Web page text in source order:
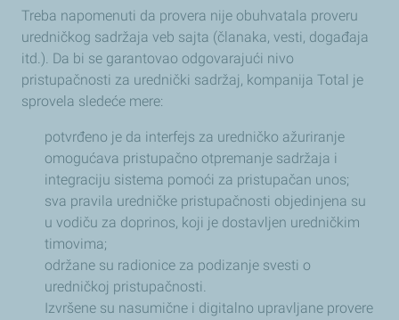
Treba napomenuti da provera nije obuhvatala proveru
uredničkog sadržaja veb sajta (članaka, vesti, događaja
itd.). Da bi se garantovao odgovarajući nivo
pristupačnosti za urednički sadržaj, kompanija Total je
sprovela sledeće mere:
potvrđeno je da interfejs za uredničko ažuriranje
omogućava pristupačno otpremanje sadržaja i
integraciju sistema pomoći za pristupačan unos;
sva pravila uredničke pristupačnosti objedinjena su
u vodiču za doprinos, koji je dostavljen uredničkim
timovima;
održane su radionice za podizanje svesti o
uredničkoj pristupačnosti.
Izvršene su nasumične i digitalno upravljane provere